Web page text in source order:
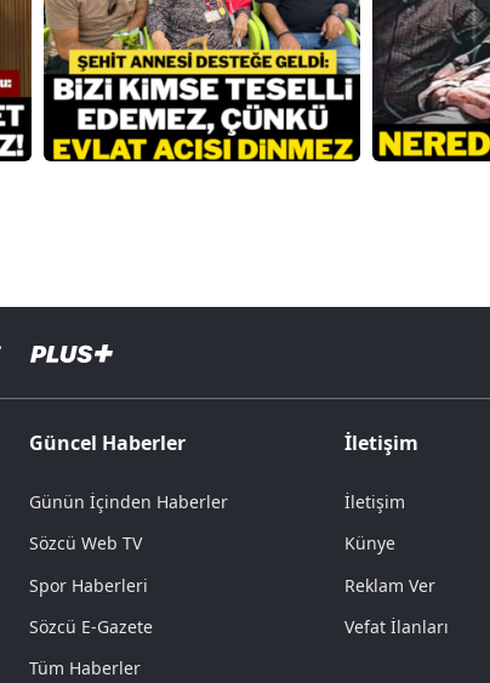
Güncel Haberler
Günün İçinden Haberler
Sözcü Web TV
Spor Haberleri
Sözcü E-Gazete
Tüm Haberler
İletişim
İletişim
Künye
Reklam Ver
Vefat İlanları